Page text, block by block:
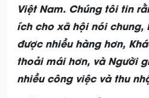
Việt Nam. Chúng tôi tin
ích cho xã hội nói chung,
được nhiều hàng hơn,
thoải mái hơn, và Người
nhiều công việc và thu